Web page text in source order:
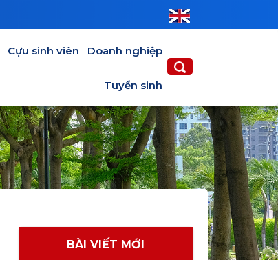
Cựu sinh viên Doanh nghiệp
Tuyển sinh
BÀI VIẾT MỚI